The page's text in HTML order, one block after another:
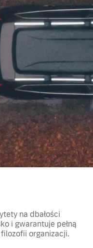
na dbałości
i gwarantuje pełną
organizacji.